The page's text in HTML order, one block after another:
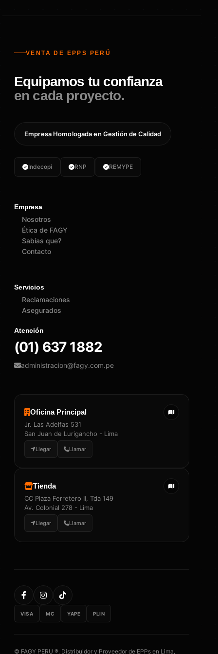
VENTA DE EPPS PERÚ
Equipamos tu confianza
en cada proyecto.
Empresa Homologada en Gestión de Calidad
Indecopi RNP REMYPE
Empresa
Nosotros
Ética de FAGY
Sabías que?
Contacto
Servicios
Reclamaciones
Asegurados
Atención
(01) 637 1882
administracion@fagy.com.pe
Oficina Principal
Jr. Las Adelfas 531
San Juan de Lurigancho - Lima
Llegar Llamar
Tienda
CC Plaza Ferretero II, Tda 149
Av. Colonial 278 - Lima
Llegar Llamar
VISA MC YAPE PLIN
© FAGY PERU ®. Distribuidor y Proveedor de EPPs en Lima,